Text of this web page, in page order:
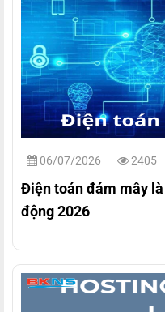
06/07/2026 2405
Điện toán đám mây
động 2026